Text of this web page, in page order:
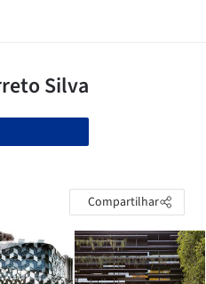
Compartilhar